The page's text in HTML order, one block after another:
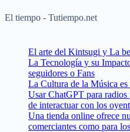
El tiempo - Tutiempo.net
El arte del Kintsugi y La
La Tecnología y su
seguidores o Fans
La Cultura de la Música
Usar ChatGPT para radios
de interactuar con los
Una tienda online ofrece
comerciantes como para